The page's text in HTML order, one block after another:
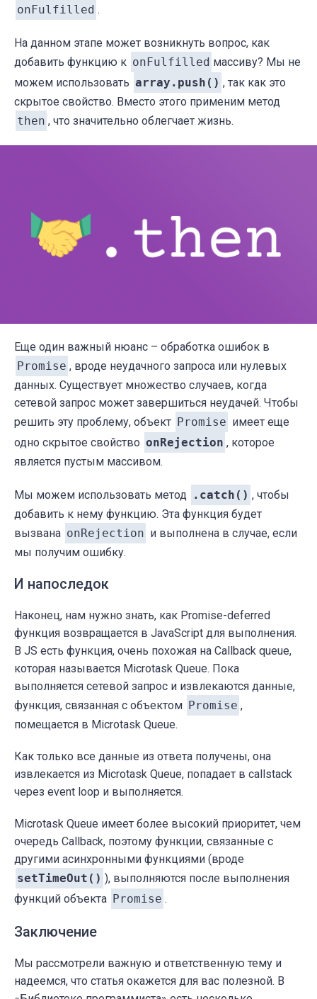
onFulfilled .
На данном этапе может возникнуть вопрос, как
добавить функцию к onFulfilled массиву? Мы не
можем использовать array.push() , так как это
скрытое свойство. Вместо этого применим метод
then , что значительно облегчает жизнь.
Еще один важный нюанс – обработка ошибок в
Promise , вроде неудачного запроса или нулевых
данных. Существует множество случаев, когда
сетевой запрос может завершиться неудачей. Чтобы
решить эту проблему, объект Promise имеет еще
одно скрытое свойство onRejection , которое
является пустым массивом.
Мы можем использовать метод .catch() , чтобы
добавить к нему функцию. Эта функция будет
вызвана onRejection и выполнена в случае, если
мы получим ошибку.
И напоследок
Наконец, нам нужно знать, как Promise-deferred
функция возвращается в JavaScript для выполнения.
В JS есть функция, очень похожая на Callback queue,
которая называется Microtask Queue. Пока
выполняется сетевой запрос и извлекаются данные,
функция, связанная с объектом Promise ,
помещается в Microtask Queue.
Как только все данные из ответа получены, она
извлекается из Microtask Queue, попадает в callstack
через event loop и выполняется.
Microtask Queue имеет более высокий приоритет, чем
очередь Callback, поэтому функции, связанные с
другими асинхронными функциями (вроде
setTimeOut() ), выполняются после выполнения
функций объекта Promise .
Заключение
Мы рассмотрели важную и ответственную тему и
надеемся, что статья окажется для вас полезной. В